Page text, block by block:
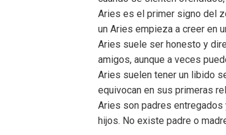
Aries es el primer signo del
un Aries empieza a creer en
Aries suele ser honesto y
amigos, aunque a veces
Aries suelen tener un libido
equivocan en sus primeras
Aries son padres
hijos. No existe padre o